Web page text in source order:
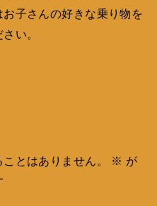
子さんの好きな乗り物を
い。
とはありません。 ※ が